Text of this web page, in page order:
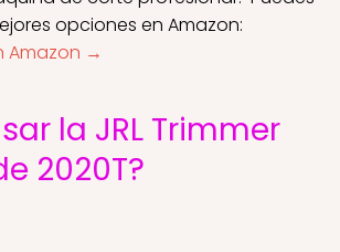
opciones en Amazon:
Amazon →
la JRL Trimmer
2020T?